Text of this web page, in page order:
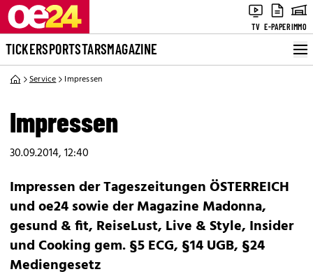
TV E-PAPERIMMO
TICKERSPORTSTARSMAGAZINE
Service Impressen
Impressen
30.09.2014, 12:40
Impressen der Tageszeitungen ÖSTERREICH
und oe24 sowie der Magazine Madonna,
gesund & fit, ReiseLust, Live & Style, Insider
und Cooking gem. §5 ECG, §14 UGB, §24
Mediengesetz